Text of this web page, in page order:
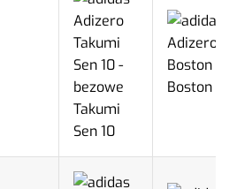
Takumi
Sen 10
Boston 13